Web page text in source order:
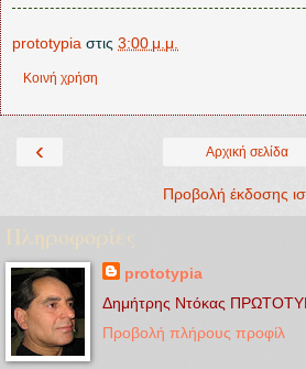
prototypia στις 3:00 μ.μ.
Κοινή χρήση
‹ Αρχική σελίδα
Προβολή έκδοσης
Πληροφορίες
prototypia
Δημήτρης Ντόκας
Προβολή πλήρους προφίλ